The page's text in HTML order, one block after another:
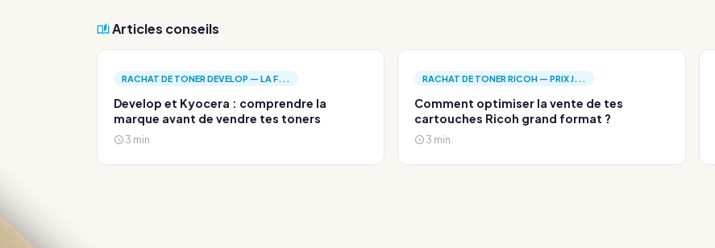
Articles conseils
RACHAT DE TONER DEVELOP — LA F...
Develop et Kyocera : comprendre la
marque avant de vendre tes toners
3 min
RACHAT DE TONER RICOH — PRIX J...
Comment optimiser la vente de tes
cartouches Ricoh grand format ?
3 min